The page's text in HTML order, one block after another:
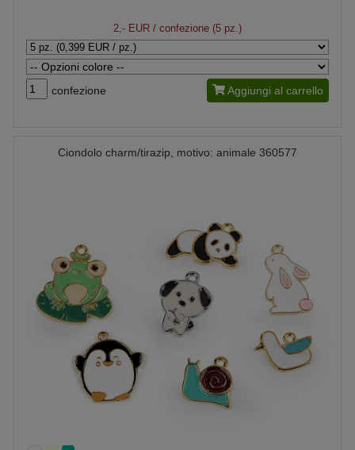
2,- EUR / confezione (5 pz.)
confezione Aggiungi al carrello
Ciondolo charm/tirazip, motivo: animale 360577